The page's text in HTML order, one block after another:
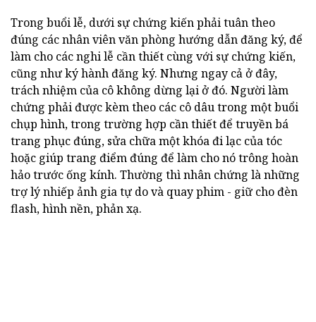
Trong buổi lễ, dưới sự chứng kiến phải tuân theo
đúng các nhân viên văn phòng hướng dẫn đăng ký, để
làm cho các nghi lễ cần thiết cùng với sự chứng kiến,
cũng như ký hành đăng ký. Nhưng ngay cả ở đây,
trách nhiệm của cô không dừng lại ở đó. Người làm
chứng phải được kèm theo các cô dâu trong một buổi
chụp hình, trong trường hợp cần thiết để truyền bá
trang phục đúng, sửa chữa một khóa đi lạc của tóc
hoặc giúp trang điểm đúng để làm cho nó trông hoàn
hảo trước ống kính. Thường thì nhân chứng là những
trợ lý nhiếp ảnh gia tự do và quay phim - giữ cho đèn
flash, hình nền, phản xạ.